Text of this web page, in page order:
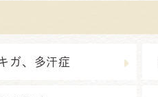
ガ、多汗症